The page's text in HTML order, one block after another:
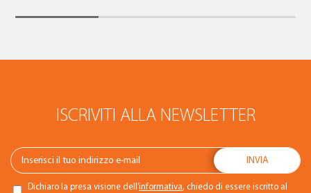
ISCRIVITI ALLA NEWSLETTER
Dichiaro la presa visione dell’informativa, chiedo di essere iscritto al